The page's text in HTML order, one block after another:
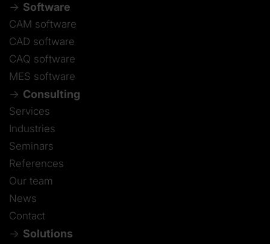
Software
CAM software
CAD software
CAQ software
MES software
Consulting
Services
Industries
Seminars
References
Our team
News
Contact
Solutions